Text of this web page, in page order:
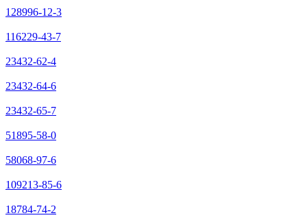
128996-12-3
116229-43-7
23432-62-4
23432-64-6
23432-65-7
51895-58-0
58068-97-6
109213-85-6
18784-74-2